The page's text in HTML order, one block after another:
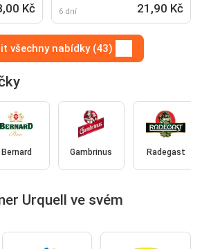
Kč 6 dní 21,90 Kč
všechny nabídky (43)
Bernard Gambrinus Radegast
Urquell ve svém